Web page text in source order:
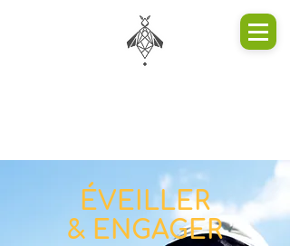
ÉVEILLER
& ENGAGER